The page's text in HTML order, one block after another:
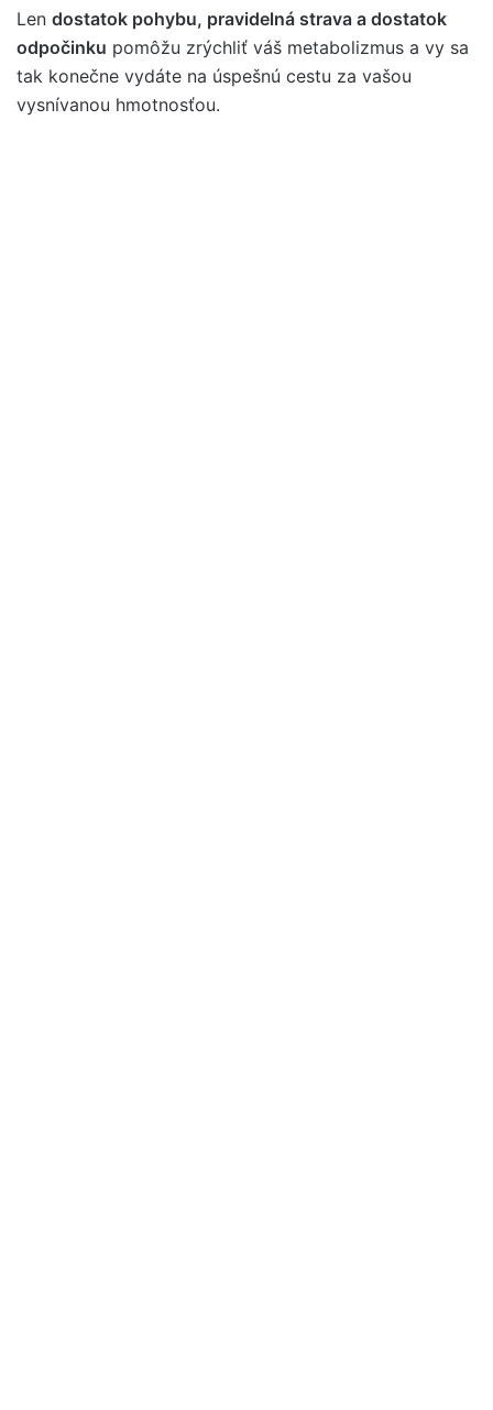
Len dostatok pohybu, pravidelná strava a dostatok
odpočinku pomôžu zrýchliť váš metabolizmus a vy sa
tak konečne vydáte na úspešnú cestu za vašou
vysnívanou hmotnosťou.